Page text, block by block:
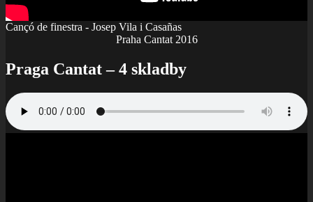
Cançó de finestra - Josep Vila i Casañas
Praha Cantat 2016
Praga Cantat – 4 skladby